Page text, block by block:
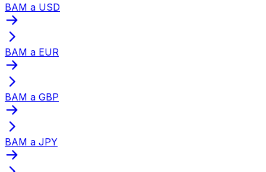
BAM a USD
BAM a EUR
BAM a GBP
BAM a JPY